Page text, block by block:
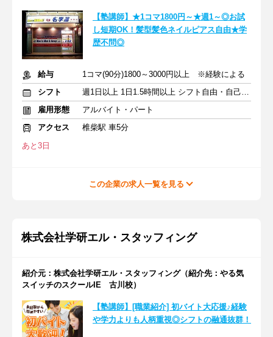
【塾講師】★1コマ1800円～★週1～◎お試
し短期OK！髪型髪色ネイルピアス自由★学
歴不問◎
給与
1コマ(90分)1800～3000円以上 ※経験による
シフト
週1日以上 1日1.5時間以上 シフト自由・自己申告
雇用形態
アルバイト・パート
アクセス
椎柴駅 車5分
あと3日
この企業の求人一覧を見る
株式会社学研エル・スタッフィング
紹介元：株式会社学研エル・スタッフィング（紹介先：やる気
スイッチのスクールIE 古川校）
【塾講師】[職業紹介] 初バイト大応援♪経験
や学力よりも人柄重視◎シフトの融通抜群！